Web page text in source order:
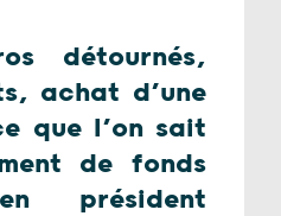
détournés,
achat d’une
que l’on sait
de fonds
président